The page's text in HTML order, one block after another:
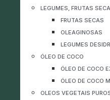
LEGUMES, FRUTAS
FRUTAS SECAS
OLEAGINOSAS
LEGUMES
ÓLEO DE COCO
ÓLEO DE COCO
ÓLEO DE COCO
OLEOS VEGETAIS